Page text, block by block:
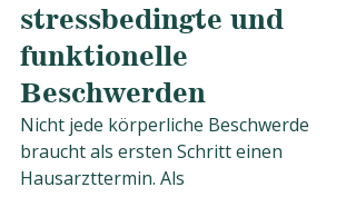
stressbedingte und
funktionelle
Beschwerden
Nicht jede körperliche Beschwerde
braucht als ersten Schritt einen
Hausarzttermin. Als